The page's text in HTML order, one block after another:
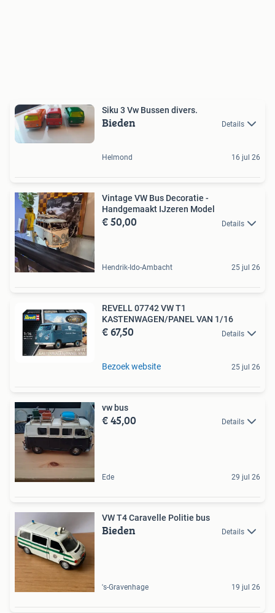
Siku 3 Vw Bussen divers.
Bieden Details
Helmond 16 jul 26
Vintage VW Bus Decoratie -
Handgemaakt IJzeren Model
€ 50,00 Details
Hendrik-Ido-Ambacht 25 jul 26
REVELL 07742 VW T1
KASTENWAGEN/PANEL VAN 1/16
€ 67,50 Details
Bezoek website 25 jul 26
vw bus
€ 45,00 Details
Ede 29 jul 26
VW T4 Caravelle Politie bus
Bieden Details
's-Gravenhage 19 jul 26